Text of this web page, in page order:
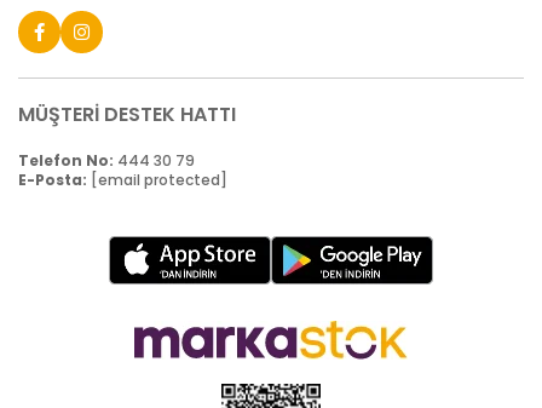
MÜŞTERİ DESTEK HATTI
Telefon No: 444 30 79
E-Posta: [email protected]